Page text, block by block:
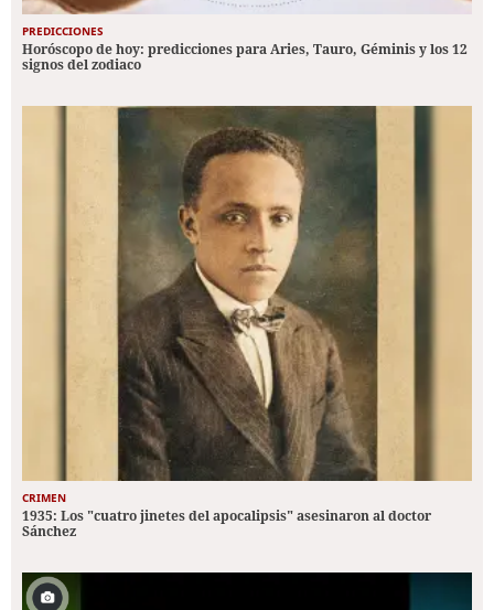
PREDICCIONES
Horóscopo de hoy: predicciones para Aries, Tauro, Géminis y los 12
signos del zodiaco
CRIMEN
1935: Los "cuatro jinetes del apocalipsis" asesinaron al doctor
Sánchez